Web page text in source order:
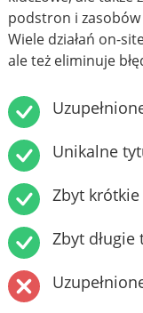
podstron i
Wiele działań on-
ale też eliminuje
Unikalne
Zbyt
Zbyt długie